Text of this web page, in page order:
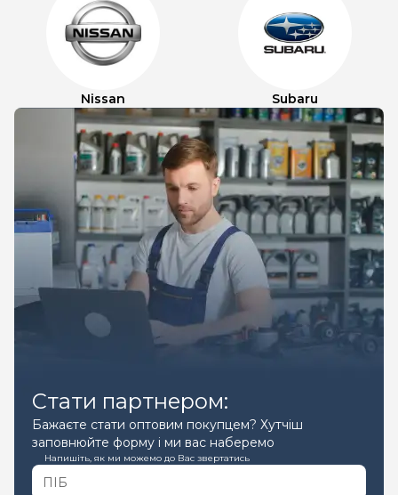
Nissan Subaru
Стати партнером:
Бажаєте стати оптовим покупцем? Хутчіш
заповнюйте форму і ми вас наберемо
Напишіть, як ми можемо до Вас звертатись